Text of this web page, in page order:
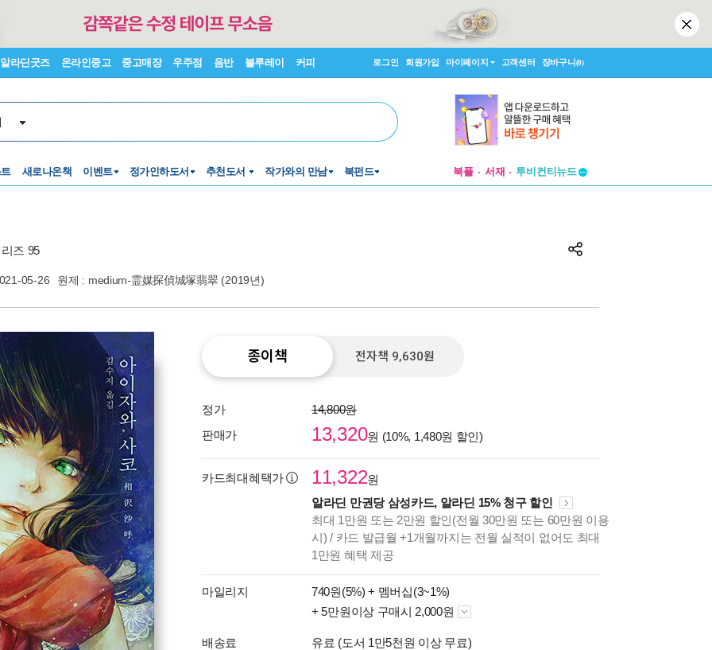
알라딘굿즈 온라인중고 중고매장 우주점 음반 블루레이 커피 로그인 회원가입 마이페이지 고객센터 장바구니(0)
새로나온책 이벤트 정가인하도서 추천도서 작가와의 만남 북펀드 북플 서재
투비컨티뉴드
즈 95
05-26 원제 : medium-霊媒探偵城塚翡翠 (2019년)
종이책 전자책 9,630원
정가
14,800원
판매가
13,320원 (10%, 1,480원 할인)
카드최대혜택가 11,322원
알라딘 만권당 삼성카드, 알라딘 15% 청구 할인
최대 1만원 또는 2만원 할인(전월 30만원 또는 60만원 이용
시) / 카드 발급월 +1개월까지는 전월 실적이 없어도 최대
1만원 혜택 제공
마일리지 740원(5%) + 멤버십(3~1%)
+ 5만원이상 구매시 2,000원
배송료 유료 (도서 1만5천원 이상 무료)